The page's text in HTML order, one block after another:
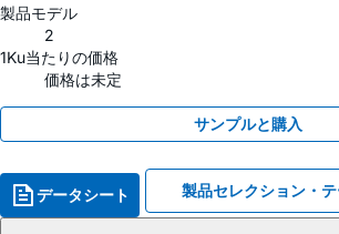
製品モデル
2
1Ku当たりの価格
価格は未定
サンプルと購入
データシート 製品セレクション・